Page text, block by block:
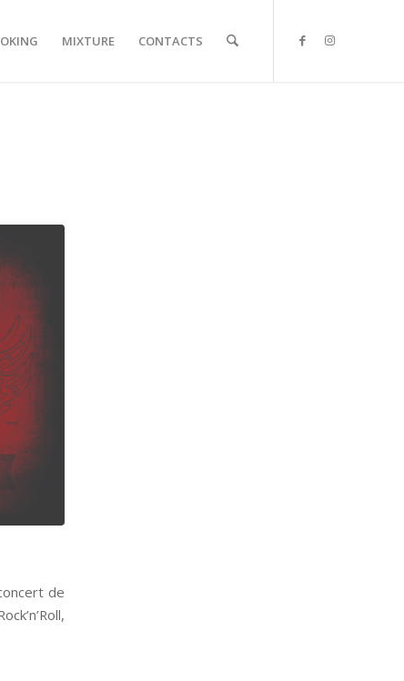
MIXTURE CONTACTS
de